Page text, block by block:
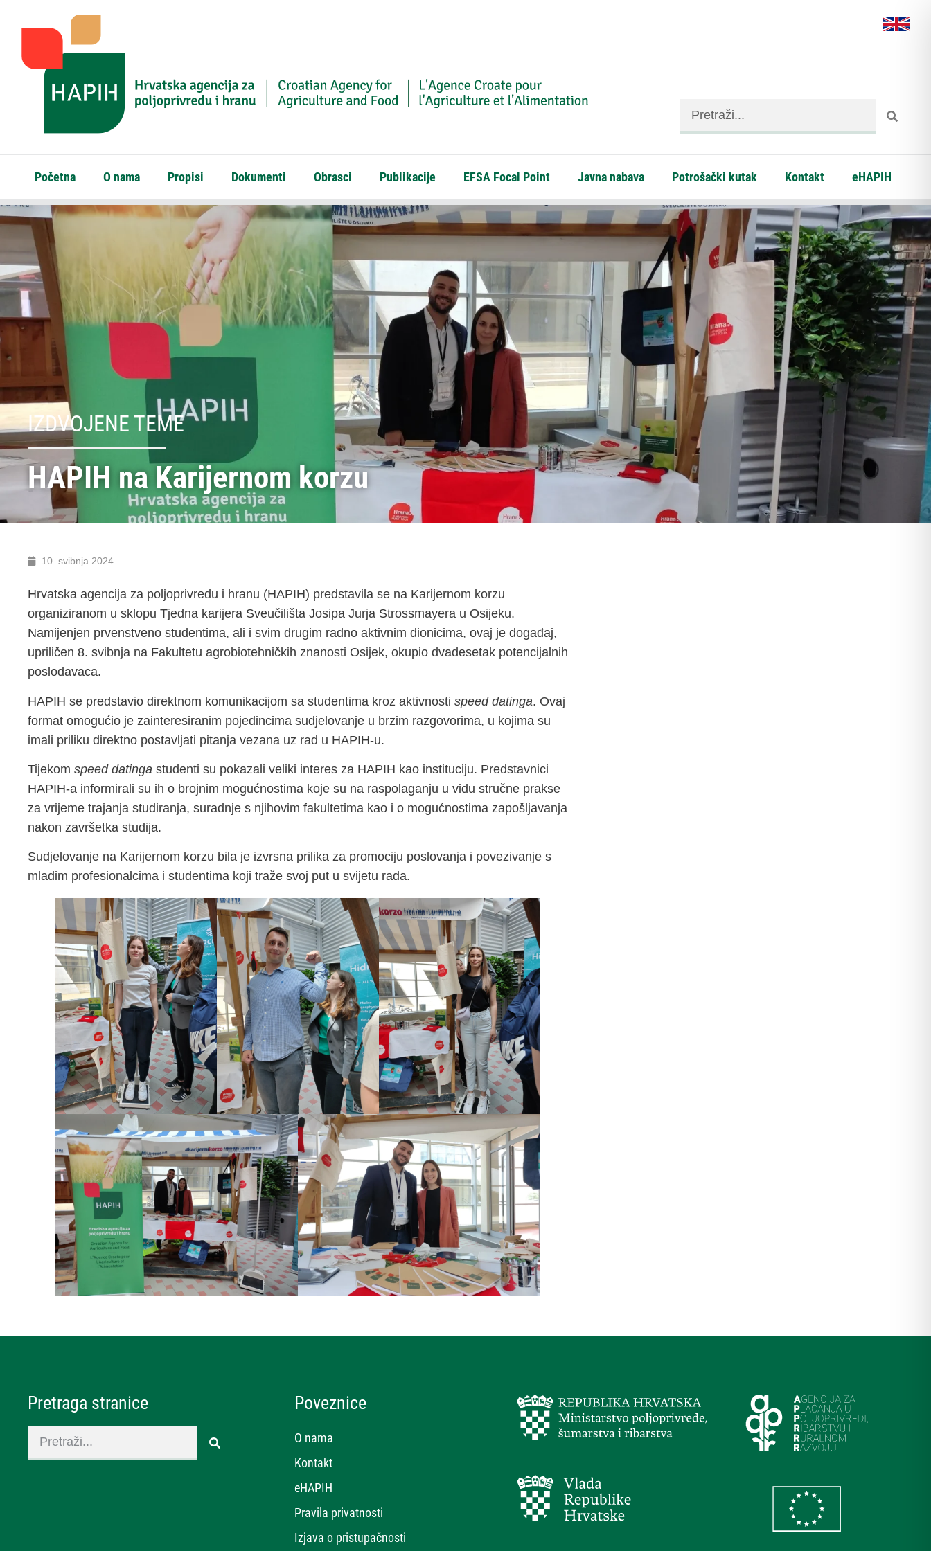
Početna O nama Propisi Dokumenti Obrasci Publikacije EFSA Focal Point Javna nabava Potrošački kutak Kontakt eHAPIH
IZDVOJENE TEME
HAPIH na Karijernom korzu
10. svibnja 2024.
Hrvatska agencija za poljoprivredu i hranu (HAPIH) predstavila se na Karijernom korzu
organiziranom u sklopu Tjedna karijera Sveučilišta Josipa Jurja Strossmayera u Osijeku.
Namijenjen prvenstveno studentima, ali i svim drugim radno aktivnim dionicima, ovaj je događaj,
upriličen 8. svibnja na Fakultetu agrobiotehničkih znanosti Osijek, okupio dvadesetak potencijalnih
poslodavaca.
HAPIH se predstavio direktnom komunikacijom sa studentima kroz aktivnosti speed datinga. Ovaj
format omogućio je zainteresiranim pojedincima sudjelovanje u brzim razgovorima, u kojima su
imali priliku direktno postavljati pitanja vezana uz rad u HAPIH-u.
Tijekom speed datinga studenti su pokazali veliki interes za HAPIH kao instituciju. Predstavnici
HAPIH-a informirali su ih o brojnim mogućnostima koje su na raspolaganju u vidu stručne prakse
za vrijeme trajanja studiranja, suradnje s njihovim fakultetima kao i o mogućnostima zapošljavanja
nakon završetka studija.
Sudjelovanje na Karijernom korzu bila je izvrsna prilika za promociju poslovanja i povezivanje s
mladim profesionalcima i studentima koji traže svoj put u svijetu rada.
Pretraga stranice Poveznice
O nama
Kontakt
eHAPIH
Pravila privatnosti
Izjava o pristupačnosti